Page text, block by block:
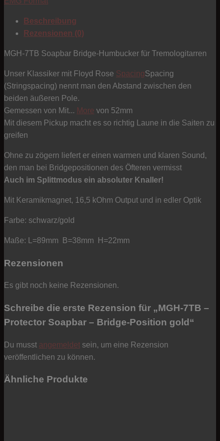
Soapbar
Bridge-
Position
gold
Beschreibung
Rezensionen (0)
MGH-7TB Soapbar Bridge-Humbucker für Tremologitarren
Unser Klassiker mit Floyd Rose SpacingSpacing
(Stringspacing) nennt man den Abstand zwischen den
beiden äußeren Pole.
Gemessen von Mit... More von 52mm
Mit diesem Pickup macht es so richtig Laune in die Saiten zu
greifen
Ohne zu zögern liefert er einen warmen und klaren Sound,
den man bei Bridgepositionen des Öfteren vermisst
Auch im Splittmodus ein absoluter Knaller!
Mit Keramikmagnet, 16,5 kOhm Output und in edler Optik
Farbe: schwarz/gold
Maße: L=89mm B=38mm H=22mm
Rezensionen
Es gibt noch keine Rezensionen.
Schreibe die erste Rezension für „MGH-7TB –
Protector Soapbar – Bridge-Position gold“
Du musst angemeldet sein, um eine Rezension
veröffentlichen zu können.
Ähnliche Produkte